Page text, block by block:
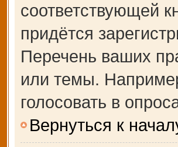
соответствующей
придётся
Перечень ваших
или темы.
голосовать в
Вернуться к